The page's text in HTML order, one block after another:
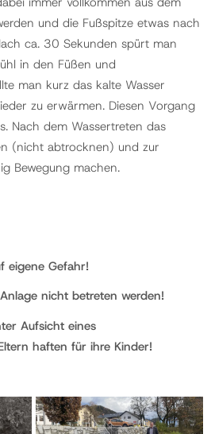
und die Fußspitze etwas nach
ca. 30 Sekunden spürt man
in den Füßen und
man kurz das kalte Wasser
zu erwärmen. Diesen Vorgang
Nach dem Wassertreten das
(nicht abtrocknen) und zur
Bewegung machen.
eigene Gefahr!
nicht betreten werden!
Aufsicht eines
haften für ihre Kinder!